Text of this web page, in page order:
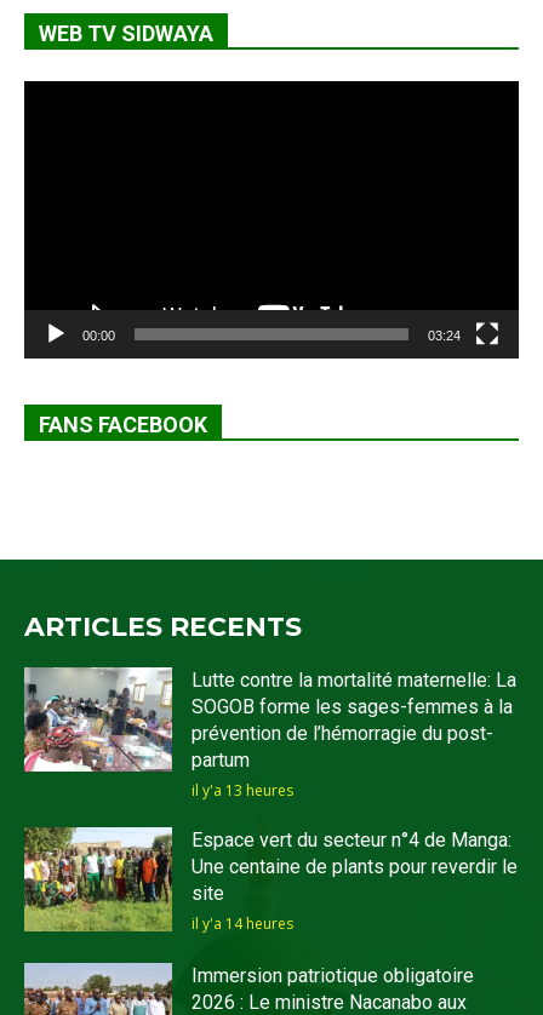
WEB TV SIDWAYA
00:00 03:24
FANS FACEBOOK
ARTICLES RECENTS
Lutte contre la mortalité maternelle: La
SOGOB forme les sages-femmes à la
prévention de l’hémorragie du post-
partum
il y'a 13 heures
Espace vert du secteur n°4 de Manga:
Une centaine de plants pour reverdir le
site
il y'a 14 heures
Immersion patriotique obligatoire
2026 : Le ministre Nacanabo aux